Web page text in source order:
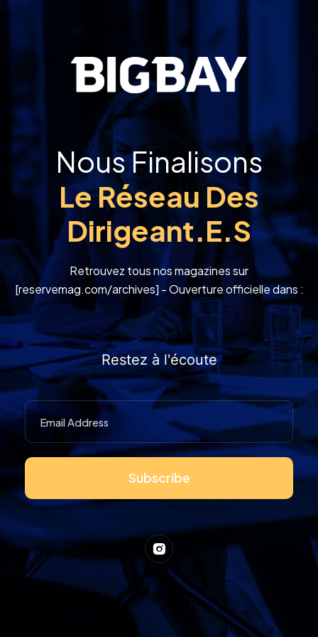
Nous Finalisons
Le Réseau Des
Dirigeant.e.s
Retrouvez tous nos magazines sur
[reservemag.com/archives] - Ouverture officielle dans :
Restez à l'écoute
Subscribe